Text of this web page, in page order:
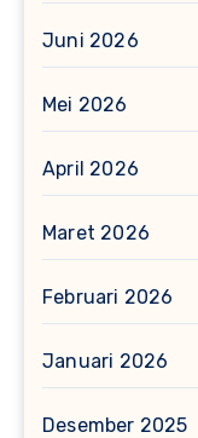
Juni 2026
Mei 2026
April 2026
Maret 2026
Februari 2026
Januari 2026
Desember 2025